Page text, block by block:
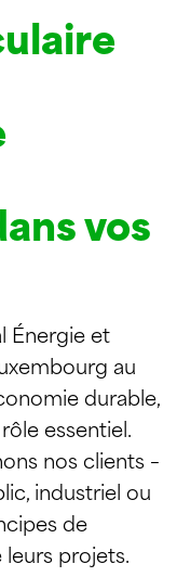
vos
Énergie et
au
durable,
essentiel.
nos clients –
industriel ou
de
leurs projets.